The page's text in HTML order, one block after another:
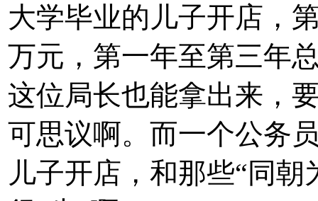
大学毕业的儿子开店，
万元，第一年至第三年
这位局长也能拿出来，
可思议啊。而一个公务
儿子开店，和那些“同